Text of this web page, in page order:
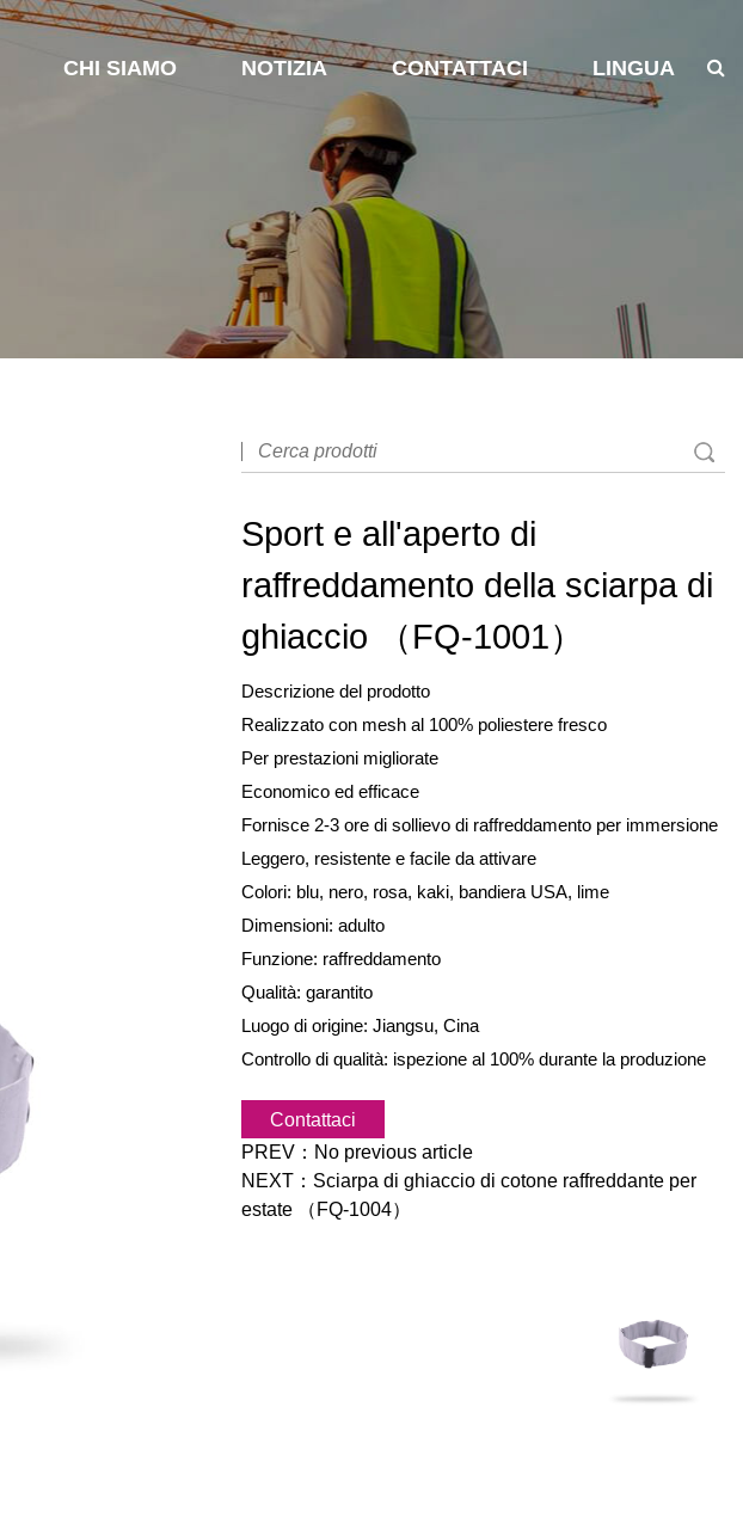
CHI SIAMO NOTIZIA CONTATTACI LINGUA
Sport e all'aperto di
raffreddamento della sciarpa di
ghiaccio （FQ-1001）
Descrizione del prodotto
Realizzato con mesh al 100% poliestere fresco
Per prestazioni migliorate
Economico ed efficace
Fornisce 2-3 ore di sollievo di raffreddamento per immersione
Leggero, resistente e facile da attivare
Colori: blu, nero, rosa, kaki, bandiera USA, lime
Dimensioni: adulto
Funzione: raffreddamento
Qualità: garantito
Luogo di origine: Jiangsu, Cina
Controllo di qualità: ispezione al 100% durante la produzione
Contattaci
PREV： No previous article
NEXT： Sciarpa di ghiaccio di cotone raffreddante per
estate （FQ-1004）